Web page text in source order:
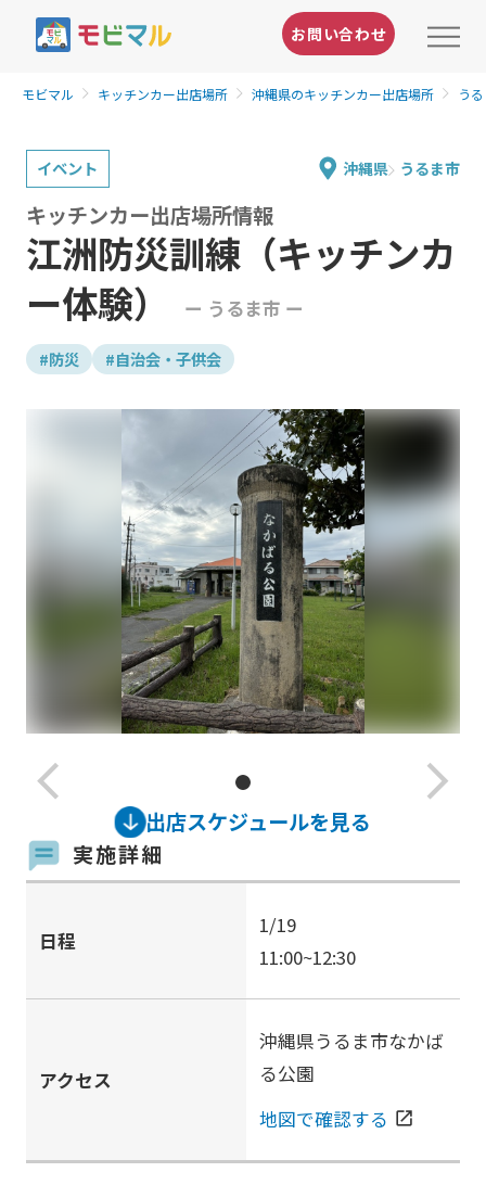
お問い合わせ
モビマル キッチンカー出店場所 沖縄県のキッチンカー出店場所 う
イベント 沖縄県 うるま市
江洲防災訓練（キッチンカ
ー体験）
ー うるま市 ー
キッチンカー出店場所情報
#防災 #自治会・子供会
arrow_back_ios_new arrow_forward_ios
出店スケジュールを見る
実施詳細
日程
1/19
11:00~12:30
アクセス
沖縄県うるま市なかば
る公園
地図で確認する open_in_new